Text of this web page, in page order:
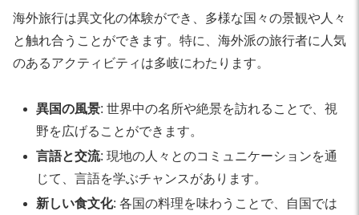
海外旅行は異文化の体験ができ、多様な国々の景観や人々
と触れ合うことができます。特に、海外派の旅行者に人気
のあるアクティビティは多岐にわたります。
異国の風景: 世界中の名所や絶景を訪れることで、視
野を広げることができます。
言語と交流: 現地の人々とのコミュニケーションを通
じて、言語を学ぶチャンスがあります。
新しい食文化: 各国の料理を味わうことで、自国では